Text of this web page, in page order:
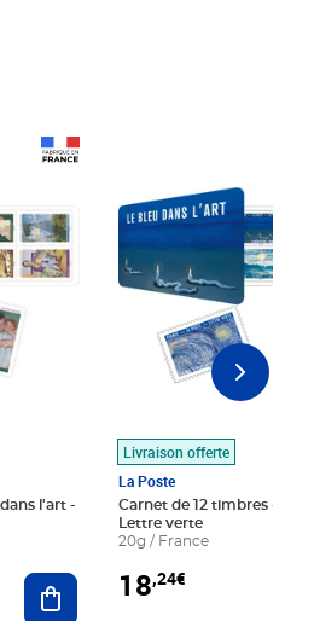
l'art -
Ajouter au panier
Livraison offerte
La Poste
Carnet de 12 timbres - Le
Lettre verte
20g / France
18,24€